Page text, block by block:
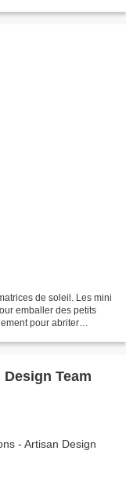
de soleil. Les mini
emballer des petits
pour abriter
Team